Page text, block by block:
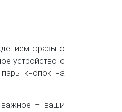
фразы о
устройство с
кнопок на
важное – ваши